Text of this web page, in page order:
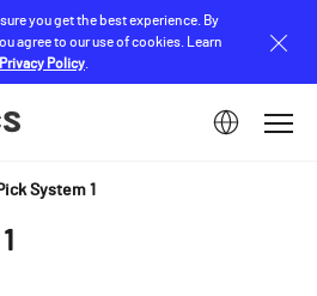
you get the best experience. By
agree to our use of cookies. Learn
Privacy Policy
Image
System 1